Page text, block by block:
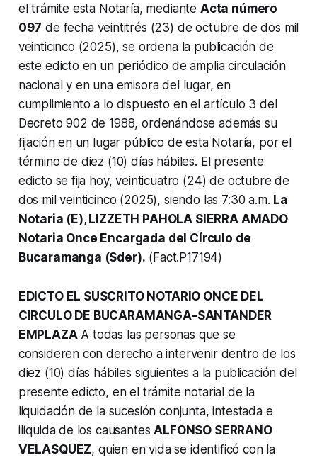
el trámite esta Notaría, mediante Acta número
097 de fecha veintitrés (23) de octubre de dos mil
veinticinco (2025), se ordena la publicación de
este edicto en un periódico de amplia circulación
nacional y en una emisora del lugar, en
cumplimiento a lo dispuesto en el artículo 3 del
Decreto 902 de 1988, ordenándose además su
fijación en un lugar público de esta Notaría, por el
término de diez (10) días hábiles. El presente
edicto se fija hoy, veinticuatro (24) de octubre de
dos mil veinticinco (2025), siendo las 7:30 a.m. La
Notaria (E), LIZZETH PAHOLA SIERRA AMADO
Notaria Once Encargada del Círculo de
Bucaramanga (Sder). (Fact.P17194)
EDICTO EL SUSCRITO NOTARIO ONCE DEL
CIRCULO DE BUCARAMANGA-SANTANDER
EMPLAZAA todas las personas que se
consideren con derecho a intervenir dentro de los
diez (10) días hábiles siguientes a la publicación del
presente edicto, en el trámite notarial de la
liquidación de la sucesión conjunta, intestada e
ilíquida de los causantesALFONSO SERRANO
VELASQUEZ, quien en vida se identificó con la